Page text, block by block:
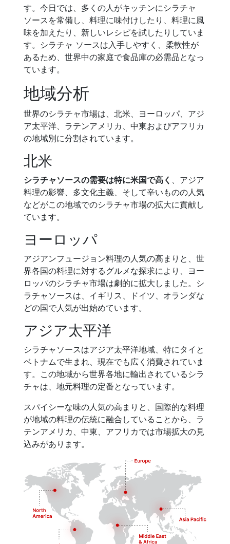
す。今日では、多くの人がキッチンにシラチャ
ソースを常備し、料理に味付けしたり、料理に風
味を加えたり、新しいレシピを試したりしていま
す。シラチャ ソースは入手しやすく、柔軟性が
あるため、世界中の家庭で食品庫の必需品となっ
ています。
地域分析
世界のシラチャ市場は、北米、ヨーロッパ、アジ
ア太平洋、ラテンアメリカ、中東およびアフリカ
の地域別に分割されています。
北米
シラチャソースの需要は特に米国で高く 、アジア
料理の影響、多文化主義、そして辛いものの人気
などがこの地域でのシラチャ市場の拡大に貢献し
ています。
ヨーロッパ
アジアンフュージョン料理の人気の高まりと、世
界各国の料理に対するグルメな探求により、ヨー
ロッパのシラチャ市場は劇的に拡大しました。シ
ラチャソースは、イギリス、ドイツ、オランダな
どの国で人気が出始めています。
アジア太平洋
シラチャソースはアジア太平洋地域、特にタイと
ベトナムで生まれ、現在でも広く消費されていま
す。この地域から世界各地に輸出されているシラ
チャは、地元料理の定番となっています。
スパイシーな味の人気の高まりと、国際的な料理
が地域の料理の伝統に融合していることから、ラ
テンアメリカ、中東、アフリカでは市場拡大の見
込みがあります。